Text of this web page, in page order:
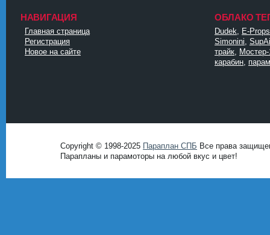
НАВИГАЦИЯ
Главная страница
Регистрация
Новое на сайте
ОБЛАКО
Dudek, E-Props
Simonini,
трайк,
карабин,
DataLife
Copyright © 1998-2025 Параплан СПБ Все права
Парапланы и парамоторы на любой вкус и цвет!